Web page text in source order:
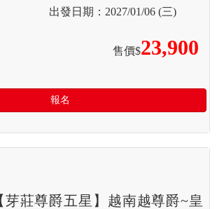
2027/01/06 (三)
售價$23,900
報名
芽莊尊爵五星】越南越尊爵~皇